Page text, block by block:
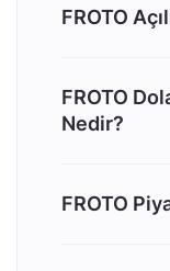
FROTO
FROTO
Nedir?
FROTO